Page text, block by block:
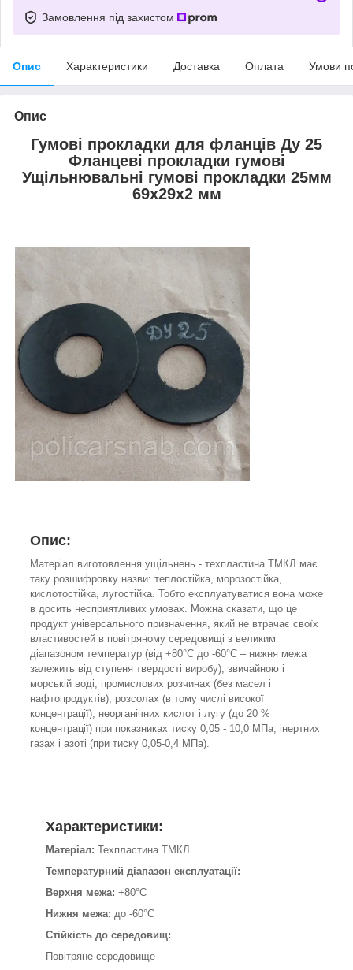
Замовлення під захистом
Опис Характеристики Доставка Оплата Умови
Опис
Гумові прокладки для фланців Ду 25
Фланцеві прокладки гумові
Ущільнювальні гумові прокладки 25мм
69х29х2 мм
Опис:
Матеріал виготовлення ущільнень - техпластина ТМКЛ має
таку розшифровку назви: теплостійка, морозостійка,
кислотостійка, лугостійка. Тобто експлуатуватися вона може
в досить несприятливих умовах. Можна сказати, що це
продукт універсального призначення, який не втрачає своїх
властивостей в повітряному середовищі з великим
діапазоном температур (від +80°С до -60°С – нижня межа
залежить від ступеня твердості виробу), звичайною і
морській воді, промислових розчинах (без масел і
нафтопродуктів), розсолах (в тому числі високої
концентрації), неорганічних кислот і лугу (до 20 %
концентрації) при показниках тиску 0,05 - 10,0 МПа, інертних
газах і азоті (при тиску 0,05-0,4 МПа).
Характеристики:
Матеріал: Техпластина ТМКЛ
Температурний діапазон експлуатації:
Верхня межа: +80°C
Нижня межа: до -60°C
Стійкість до середовищ:
Повітряне середовище